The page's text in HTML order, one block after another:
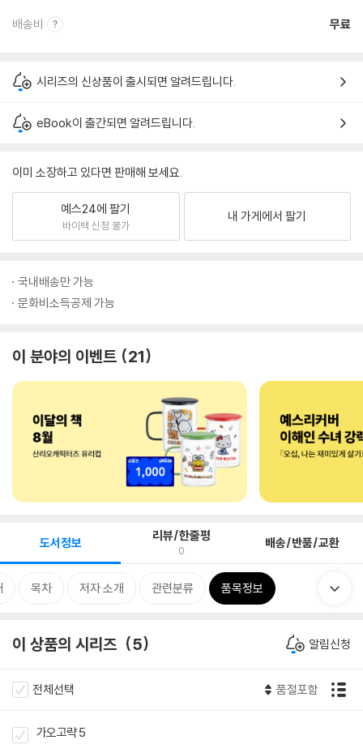
배송비 무료
시리즈의 신상품이 출시되면 알려드립니다.
eBook이 출간되면 알려드립니다.
이미 소장하고 있다면 판매해 보세요.
예스24에 팔기
바이백 신청 불가
내 가게에서 팔기
국내배송만 가능
문화비소득공제 가능
이 분야의 이벤트 21
도서정보 리뷰/한줄평
0 배송/반품/교환
목차 저자 소개 관련분류 품목정보
이 상품의 시리즈 5 알림신청
전체선택 품절포함
가오고략 5